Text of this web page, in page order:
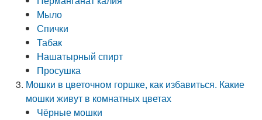
Мыло
Спички
Табак
Нашатырный спирт
Просушка
Мошки в цветочном горшке, как избавиться. Какие
мошки живут в комнатных цветах
Чёрные мошки